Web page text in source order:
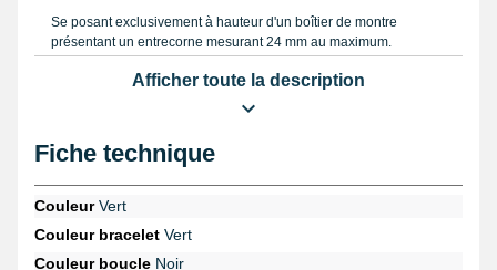
Se posant exclusivement à hauteur d'un boîtier de montre
présentant un entrecorne mesurant 24 mm au maximum.
s'adapter aux courbes du poignet et de parfaitement le maintenir.
Évaluez le format correct d'un bracelet de montre en réparation,
électronique
similaire à la notice consultable sur notre boutique.
Conçu au moyen de nylon, cet article de réparation montre
comporte la fermeture ardillon.
montre avec unepompe montre pas cher
d'outil montre, 12 pièces avec sacoche
Afficher toute la description
Fiche technique
CouleurVert
Couleur bracelet Vert
Couleur boucle Noir